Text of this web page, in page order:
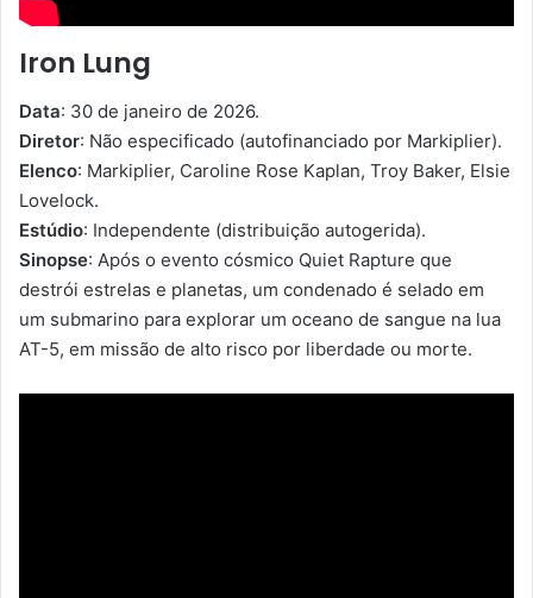
Iron Lung
Data: 30 de janeiro de 2026.
Diretor: Não especificado (autofinanciado por Markiplier).
Elenco: Markiplier, Caroline Rose Kaplan, Troy Baker, Elsie
Lovelock.
Estúdio: Independente (distribuição autogerida).
Sinopse: Após o evento cósmico Quiet Rapture que
destrói estrelas e planetas, um condenado é selado em
um submarino para explorar um oceano de sangue na lua
AT-5, em missão de alto risco por liberdade ou morte.